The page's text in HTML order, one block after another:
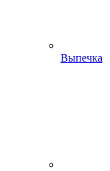
Выпечка